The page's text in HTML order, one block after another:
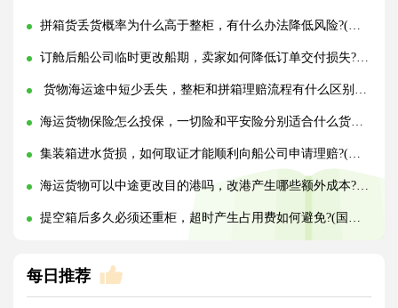
拼箱货丢货概率为什么高于整柜，有什么办法降低风险?(国际海运干货知识分享)
订舱后船公司临时更改船期，卖家如何降低订单交付损失?(国际海运干货知识分享)
货物海运途中短少丢失，整柜和拼箱理赔流程有什么区别?(国际海运干货知识分享)
海运货物保险怎么投保，一切险和平安险分别适合什么货物?(国际海运干货知识分享)
集装箱进水货损，如何取证才能顺利向船公司申请理赔?(国际海运干货知识分享)
海运货物可以中途更改目的港吗，改港产生哪些额外成本?(国际海运干货知识分享)
提空箱后多久必须还重柜，超时产生占用费如何避免?(国际海运干货知识分享)
每日推荐